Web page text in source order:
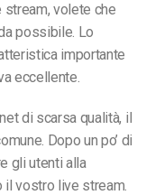
stream, volete che
possibile. Lo
importante
eccellente.
di scarsa qualità, il
Dopo un po’ di
gli utenti alla
il vostro live stream.